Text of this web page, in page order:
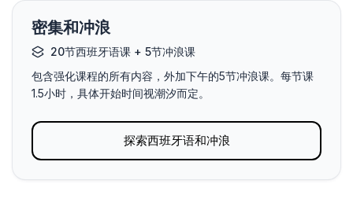
密集和冲浪
20节西班牙语课 + 5节冲浪课
包含强化课程的所有内容，外加下午的5节冲浪课。每节课
1.5小时，具体开始时间视潮汐而定。
探索西班牙语和冲浪